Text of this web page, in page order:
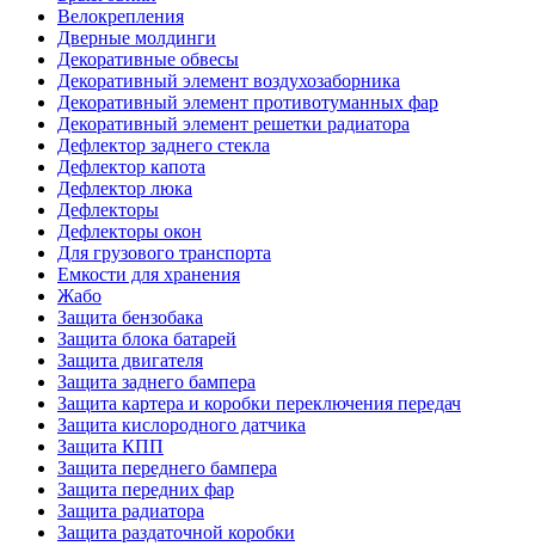
Велокрепления
Дверные молдинги
Декоративные обвесы
Декоративный элемент воздухозаборника
Декоративный элемент противотуманных фар
Декоративный элемент решетки радиатора
Дефлектор заднего стекла
Дефлектор капота
Дефлектор люка
Дефлекторы
Дефлекторы окон
Для грузового транспорта
Емкости для хранения
Жабо
Защита бензобака
Защита блока батарей
Защита двигателя
Защита заднего бампера
Защита картера и коробки переключения передач
Защита кислородного датчика
Защита КПП
Защита переднего бампера
Защита передних фар
Защита радиатора
Защита раздаточной коробки